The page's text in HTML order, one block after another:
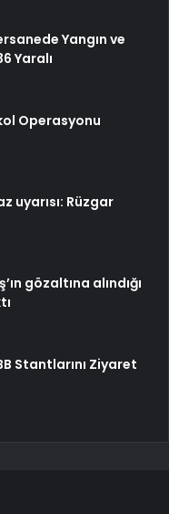
Yangın ve
Yaralı
Operasyonu
uyarısı: Rüzgar
gözaltına alındığı
Stantlarını Ziyaret